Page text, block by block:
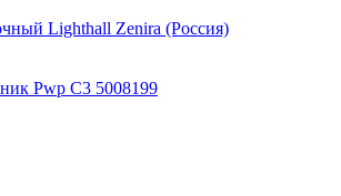
Lighthall Zenira (Россия)
Pwp C3 5008199